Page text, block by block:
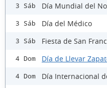
3 Sáb Día Mundial del
3 Sáb Día del Médico
3 Sáb Fiesta de San
4 Dom Día de Llevar
4 Dom Día Internacional